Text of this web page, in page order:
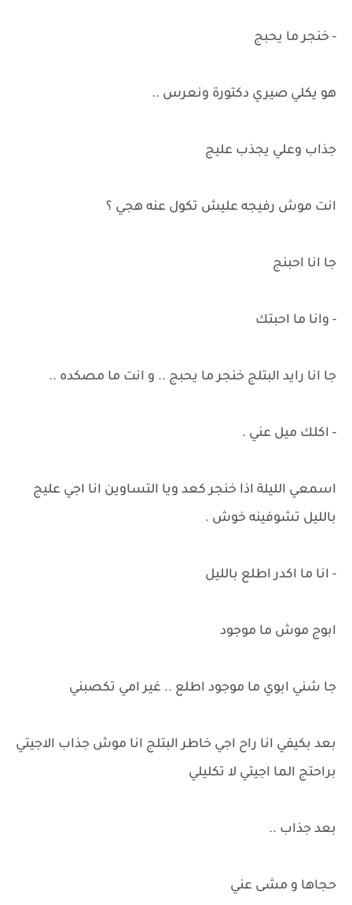
- خنجر ما يحبج
هو يكلي صيري دكتورة ونعرس ..
جذاب وعلي يجذب عليج
انت موش رفيجه عليش تكول عنه هجي ؟
جا انا احبنج
- وانا ما احبتك
جا انا رايد البتلج خنجر ما يحبج .. و انت ما مصكده ..
- اكلك ميل عني .
اسمعي الليلة اذا خنجر كعد ويا التساوين انا اجي عليج
بالليل تشوفينه خوش .
- انا ما اكدر اطلع بالليل
ابوج موش ما موجود
جا شني ابوي ما موجود اطلع .. غير امي تكصبني
بعد بكيفي انا راح اجي خاطر البتلج انا موش جذاب الاجيتي
براحتج الما اجيتي لا تكليلي
بعد جذاب ..
حجاها و مشى عني